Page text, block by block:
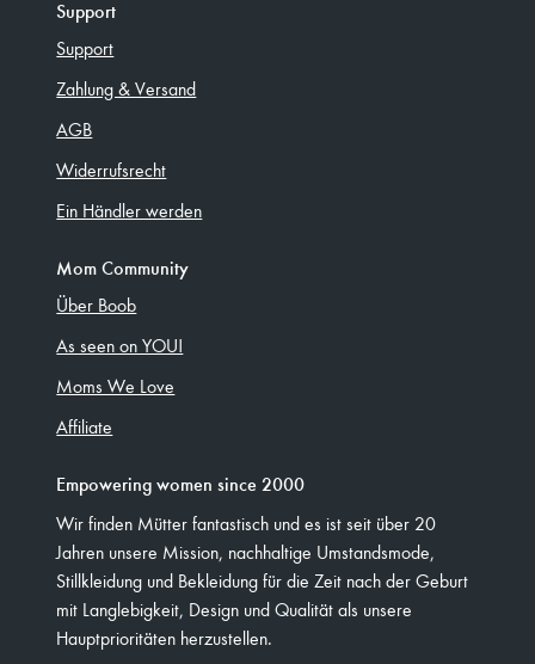
Support
Support
Zahlung & Versand
AGB
Widerrufsrecht
Ein Händler werden
Mom Community
Über Boob
As seen on YOU!
Moms We Love
Affiliate
Empowering women since 2000
Wir finden Mütter fantastisch und es ist seit über 20
Jahren unsere Mission, nachhaltige Umstandsmode,
Stillkleidung und Bekleidung für die Zeit nach der Geburt
mit Langlebigkeit, Design und Qualität als unsere
Hauptprioritäten herzustellen.